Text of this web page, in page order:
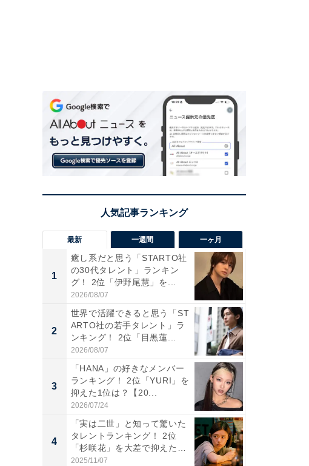
最新 一週間 一ヶ月
1
癒し系だと思う「STARTO社
の30代タレント」ランキン
グ！ 2位「伊野尾慧」を...
2026/08/07
2
世界で活躍できると思う「ST
ARTO社の若手タレント」ラ
ンキング！ 2位「目黒蓮...
2026/08/07
3
「HANA」の好きなメンバー
ランキング！ 2位「YURI」を
抑えた1位は？【20...
2026/07/24
4
「実は二世」と知って驚いた
タレントランキング！ 2位
「杉咲花」を大差で抑えた1
位...
2025/11/07